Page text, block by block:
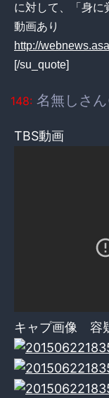
に対して、「身に
動画あり
http://
[/su_quote]
148: 名無しさ
TBS動画
キャプ画像 容